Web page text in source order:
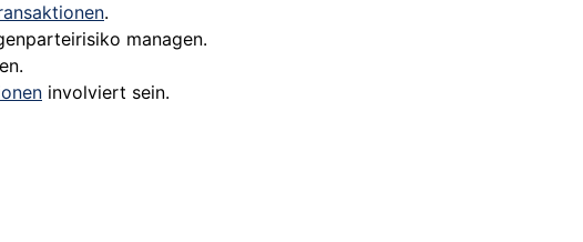
.
managen.
involviert sein.